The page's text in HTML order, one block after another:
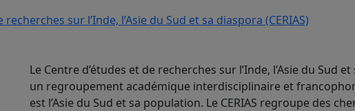
Le Centre d’études et de recherches sur l’Inde, l’Asie du Sud
un regroupement académique interdisciplinaire et
est l’Asie du Sud et sa population. Le CERIAS regroupe des